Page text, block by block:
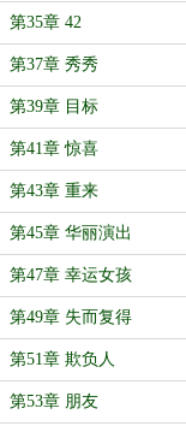
第35章 42
第37章 秀秀
第39章 目标
第41章 惊喜
第43章 重来
第45章 华丽演出
第47章 幸运女孩
第49章 失而复得
第51章 欺负人
第53章 朋友